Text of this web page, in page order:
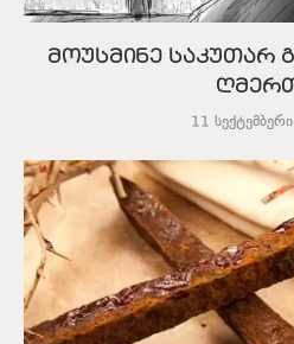
მოუსმინე საკუთარ
11